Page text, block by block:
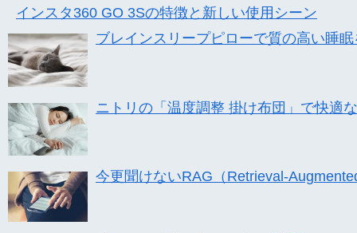
インスタ360 GO 3Sの特徴と新しい使用シーン
ブレインスリープピローで質の高い睡
ニトリの「温度調整 掛け布団」で快適
今更聞けないRAG（Retrieval-